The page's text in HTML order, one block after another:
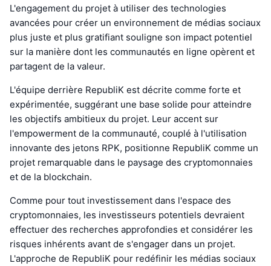
L'engagement du projet à utiliser des technologies
avancées pour créer un environnement de médias sociaux
plus juste et plus gratifiant souligne son impact potentiel
sur la manière dont les communautés en ligne opèrent et
partagent de la valeur.
L'équipe derrière RepubliK est décrite comme forte et
expérimentée, suggérant une base solide pour atteindre
les objectifs ambitieux du projet. Leur accent sur
l'empowerment de la communauté, couplé à l'utilisation
innovante des jetons RPK, positionne RepubliK comme un
projet remarquable dans le paysage des cryptomonnaies
et de la blockchain.
Comme pour tout investissement dans l'espace des
cryptomonnaies, les investisseurs potentiels devraient
effectuer des recherches approfondies et considérer les
risques inhérents avant de s'engager dans un projet.
L'approche de RepubliK pour redéfinir les médias sociaux